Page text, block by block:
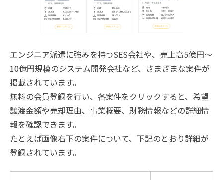
エンジニア派遣に強みを持つSES会社や、売上高5億円〜
10億円規模のシステム開発会社など、さまざまな案件が
掲載されています。
無料の会員登録を行い、各案件をクリックすると、希望
譲渡金額や売却理由、事業概要、財務情報などの詳細情
報を確認できます。
たとえば画像右下の案件について、下記のとおり詳細が
登録されています。